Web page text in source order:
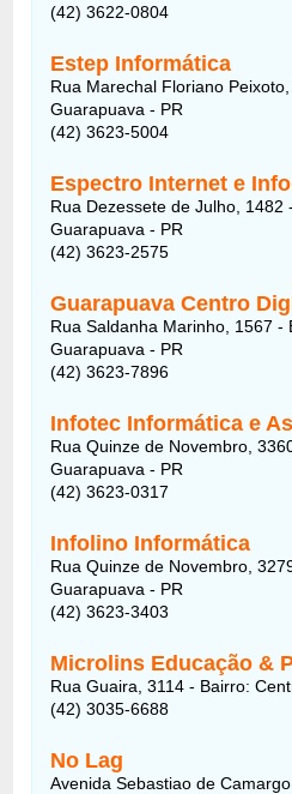
(42) 3622-0804
Estep Informática
Rua Marechal Floriano
Guarapuava - PR
(42) 3623-5004
Espectro Internet e
Rua Dezessete de Julho, 1482
Guarapuava - PR
(42) 3623-2575
Guarapuava Centro
Rua Saldanha Marinho, 1567 -
Guarapuava - PR
(42) 3623-7896
Infotec Informática e
Rua Quinze de Novembro,
Guarapuava - PR
(42) 3623-0317
Infolino Informática
Rua Quinze de Novembro,
Guarapuava - PR
(42) 3623-3403
Microlins Educação &
Rua Guaira, 3114 - Bairro:
(42) 3035-6688
No Lag
Avenida Sebastiao de